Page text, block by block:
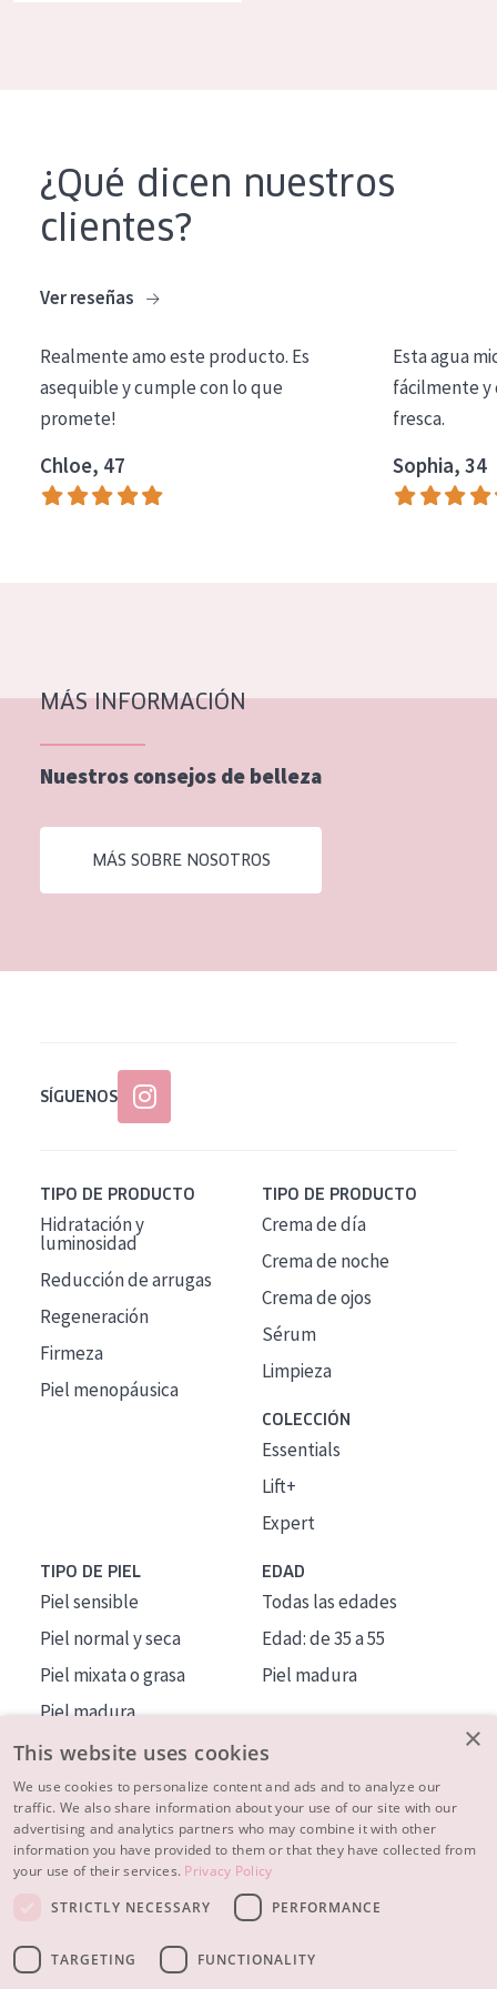
TIPO DE PIEL
Piel normal y seca
Piel madura
Piel expuesta al sol
Piel menopáusica
¿Qué dicen nuestros
clientes?
Ver reseñas
Realmente amo este producto. Es
asequible y cumple con lo que
promete!
Chloe, 47
Esta agua
fácilmente y
fresca.
Sophia, 34
MÁS INFORMACIÓN
Nuestros consejos de belleza
MÁS SOBRE NOSOTROS
SÍGUENOS
TIPO DE PRODUCTO
Hidratación y
luminosidad
Reducción de arrugas
Regeneración
Firmeza
Piel menopáusica
TIPO DE PRODUCTO
Crema de día
Crema de noche
Crema de ojos
Sérum
Limpieza
COLECCIÓN
Essentials
Lift+
Expert
TIPO DE PIEL
Piel sensible
Piel normal y seca
Piel mixata o grasa
Piel madura
Piel expuesta al sol
Piel menopáusica
EDAD
Todas las edades
Edad: de 35 a 55
Piel madura
MÁS SOBRE NOSOTROS
INSPIRACIÓN
CONTACTO
© 2023 - 2026 Diadermine
×
This website uses cookies
We use cookies to personalize content and ads and to analyze our
traffic. We also share information about your use of our site with our
advertising and analytics partners who may combine it with other
information you have provided to them or that they have collected from
your use of their services. Privacy Policy
STRICTLY NECESSARY
PERFORMANCE
TARGETING FUNCTIONALITY